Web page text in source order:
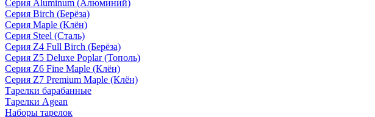
Серия Aluminum (Алюминий)
Серия Birch (Берёза)
Серия Maple (Клён)
Серия Steel (Сталь)
Серия Z4 Full Birch (Берёза)
Серия Z5 Deluxe Poplar (Тополь)
Серия Z6 Fine Maple (Клён)
Серия Z7 Premium Maple (Клён)
Тарелки барабанные
Тарелки Agean
Наборы тарелок